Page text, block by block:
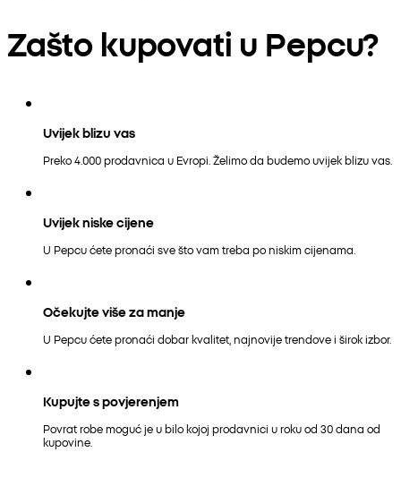
Zašto kupovati u Pepcu?
Uvijek blizu vas
Preko 4.000 prodavnica u Evropi. Želimo da budemo uvijek blizu vas.
Uvijek niske cijene
U Pepcu ćete pronaći sve što vam treba po niskim cijenama.
Očekujte više za manje
U Pepcu ćete pronaći dobar kvalitet, najnovije trendove i širok izbor.
Kupujte s povjerenjem
Povrat robe moguć je u bilo kojoj prodavnici u roku od 30 dana od
kupovine.